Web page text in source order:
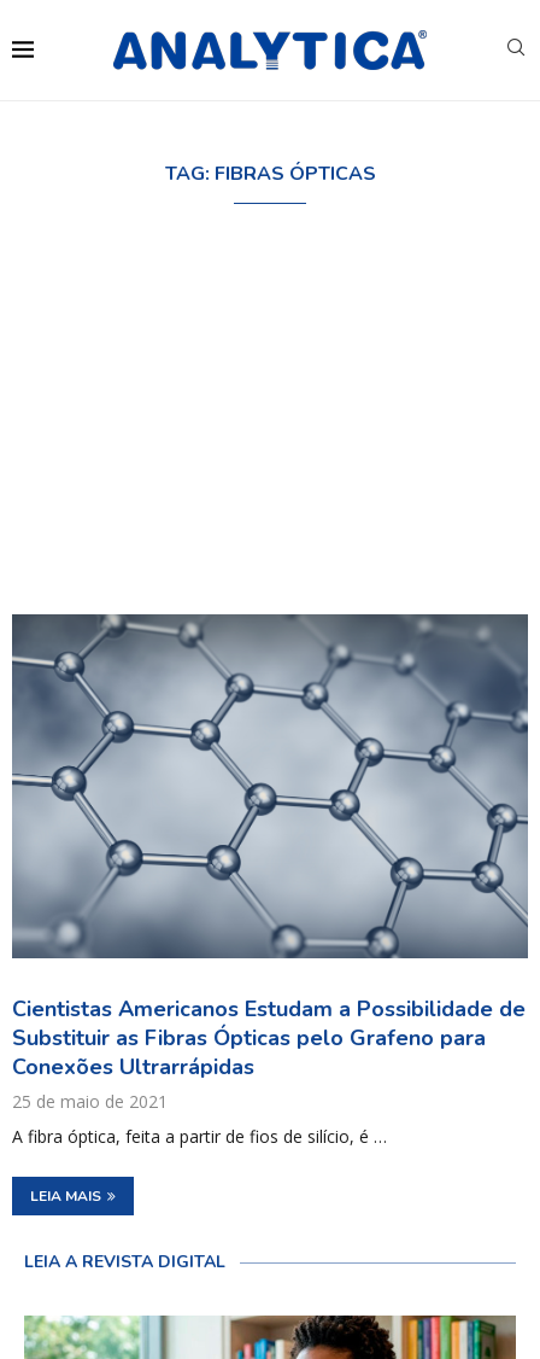
TAG: FIBRAS ÓPTICAS
Cientistas Americanos Estudam a Possibilidade de
Substituir as Fibras Ópticas pelo Grafeno para
Conexões Ultrarrápidas
25 de maio de 2021
A fibra óptica, feita a partir de fios de silício, é …
LEIA MAIS
LEIA A REVISTA DIGITAL